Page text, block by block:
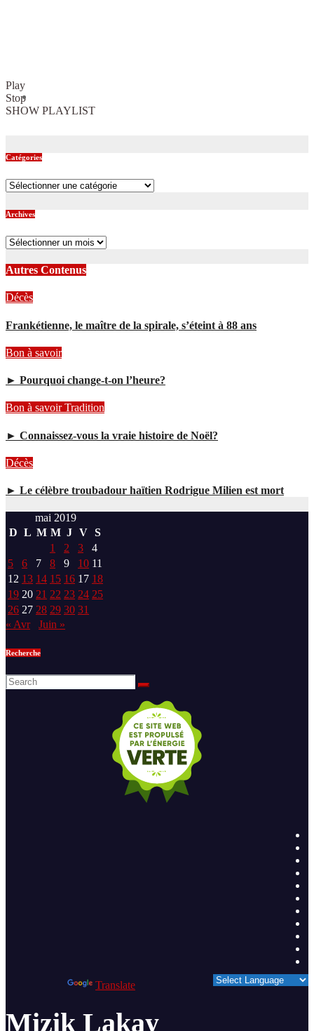
Play
Stop
SHOW PLAYLIST
Catégories
Catégories
Archives
Archives
Autres Contenus
Décès
Frankétienne, le maître de la spirale, s’éteint à 88 ans
Bon à savoir
► Pourquoi change-t-on l’heure?
Bon à savoirTradition
► Connaissez-vous la vraie histoire de Noël?
Décès
► Le célèbre troubadour haïtien Rodrigue Milien est mort
mai 2019
D L M M J V S
1
2 3
4
5
6 7 8 9 10 11
12 13 14 15 16 17 18
19 20 21 22 23 24 25
26 27 28 29 30 31
« Avr
Juin »
Recherche
Translate
Mizik Lakay